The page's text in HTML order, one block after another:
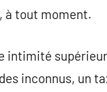
à tout moment.
inconnus, un